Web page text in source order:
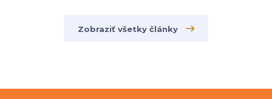
Zobraziť všetky články